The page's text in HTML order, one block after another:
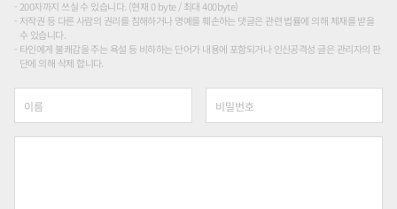
200자까지 쓰실 수 있습니다. (현재 0 byte / 최대 400byte)
저작권 등 다른 사람의 권리를 침해하거나 명예를 훼손하는 댓글은 관련 법률에 의해 제재를 받을
수 있습니다.
타인에게 불쾌감을 주는 욕설 등 비하하는 단어가 내용에 포함되거나 인신공격성 글은 관리자의 판
단에 의해 삭제 합니다.